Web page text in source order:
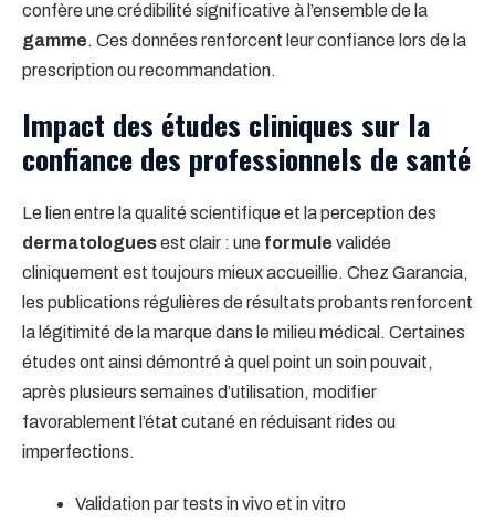
confère une crédibilité significative à l’ensemble de la
gamme. Ces données renforcent leur confiance lors de la
prescription ou recommandation.
Impact des études cliniques sur la
confiance des professionnels de santé
Le lien entre la qualité scientifique et la perception des
dermatologuesest clair : une formule validée
cliniquement est toujours mieux accueillie. Chez Garancia,
les publications régulières de résultats probants renforcent
la légitimité de la marque dans le milieu médical. Certaines
études ont ainsi démontré à quel point un soin pouvait,
après plusieurs semaines d’utilisation, modifier
favorablement l’état cutané en réduisant rides ou
imperfections.
Validation par tests in vivo et in vitro